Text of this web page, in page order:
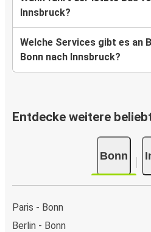
Innsbruck?
Welche Services gibt es an
Bonn nach Innsbruck?
Entdecke weitere
Bonn
Paris - Bonn
Berlin - Bonn